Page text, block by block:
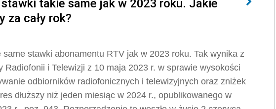
takie same jak w 2023 roku. Jakie
za cały rok?
stawki abonamentu RTV jak w 2023 roku. Tak wynika z
Radiofonii i Telewizji z 10 maja 2023 r. w sprawie wysokości
odbiorników radiofonicznych i telewizyjnych oraz zniżek
dłuższy niż jeden miesiąc w 2024 r., opublikowanego w